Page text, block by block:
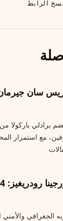
الرابط
سان
برادلي باركولا
مع استمرار
والأمني